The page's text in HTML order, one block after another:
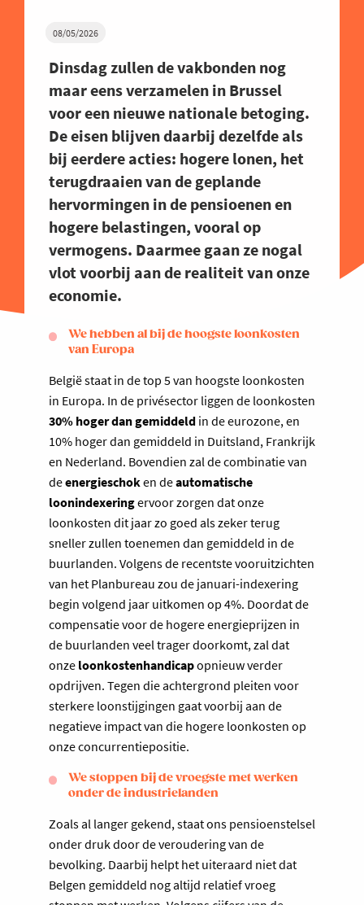
08/05/2026
Dinsdag zullen de vakbonden nog
maar eens verzamelen in Brussel
voor een nieuwe nationale betoging.
De eisen blijven daarbij dezelfde als
bij eerdere acties: hogere lonen, het
terugdraaien van de geplande
hervormingen in de pensioenen en
hogere belastingen, vooral op
vermogens. Daarmee gaan ze nogal
vlot voorbij aan de realiteit van onze
economie.
We hebben al bij de hoogste loonkosten
van Europa
België staat in de top 5 van hoogste loonkosten
in Europa. In de privésector liggen de loonkosten
30% hoger dan gemiddeld in de eurozone, en
10% hoger dan gemiddeld in Duitsland, Frankrijk
en Nederland. Bovendien zal de combinatie van
deenergieschoken deautomatische
loonindexeringervoor zorgen dat onze
loonkosten dit jaar zo goed als zeker terug
sneller zullen toenemen dan gemiddeld in de
buurlanden. Volgens de recentste vooruitzichten
van het Planbureau zou de januari-indexering
begin volgend jaar uitkomen op 4%. Doordat de
compensatie voor de hogere energieprijzen in
de buurlanden veel trager doorkomt, zal dat
onze loonkostenhandicapopnieuw verder
opdrijven. Tegen die achtergrond pleiten voor
sterkere loonstijgingen gaat voorbij aan de
negatieve impact van die hogere loonkosten op
onze concurrentiepositie.
We stoppen bij de vroegste met werken
onder de industrielanden
Zoals al langer gekend, staat ons pensioenstelsel
onder druk door de veroudering van de
bevolking. Daarbij helpt het uiteraard niet dat
Belgen gemiddeld nog altijd relatief vroeg